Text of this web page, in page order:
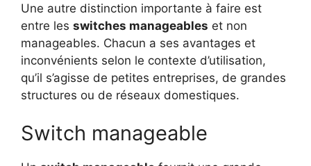
Une autre distinction importante à faire est
entre les switches manageables et non
manageables. Chacun a ses avantages et
inconvénients selon le contexte d’utilisation,
qu’il s’agisse de petites entreprises, de grandes
structures ou de réseaux domestiques.
Switch manageable